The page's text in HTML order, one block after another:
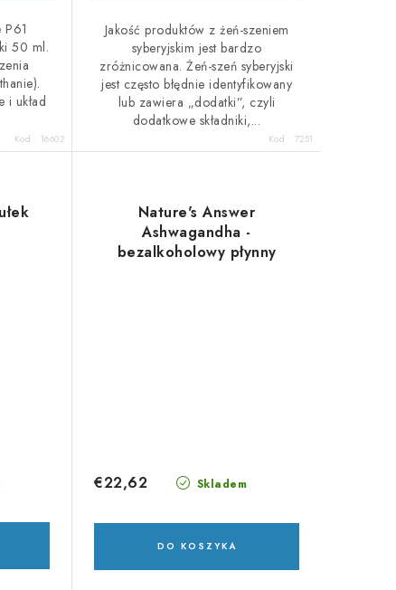
50 ml.
i układ
Kod : 16602
Jakość produktów z żeń-szeniem
syberyjskim jest bardzo
zróżnicowana. Żeń-szeń syberyjski
jest często błędnie identyfikowany
lub zawiera „dodatki”, czyli
dodatkowe składniki,...
Kod : 7251
Nature's Answer
Ashwagandha -
bezalkoholowy płynny
Skladem
€22,62
DO KOSZYKA